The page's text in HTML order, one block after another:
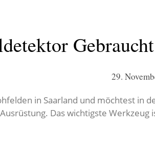
29.
in Saarland und möchtest in
Das wichtigste